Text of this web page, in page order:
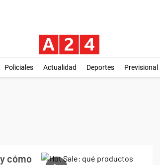
Policiales Actualidad Deportes Previsional
cómo